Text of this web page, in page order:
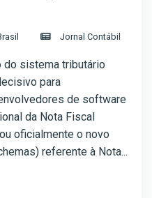
Jornal Contábil
do sistema tributário
para
de software
da Nota Fiscal
oficialmente o novo
referente à Nota...